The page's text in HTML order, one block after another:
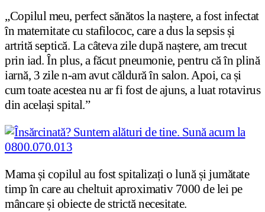
„Copilul meu, perfect sănătos la naștere, a fost infectat
în maternitate cu stafilococ, care a dus la sepsis și
artrită septică. La câteva zile după naștere, am trecut
prin iad. În plus, a făcut pneumonie, pentru că în plină
iarnă, 3 zile n-am avut căldură în salon. Apoi, ca și
cum toate acestea nu ar fi fost de ajuns, a luat rotavirus
din același spital.”
Mama și copilul au fost spitalizați o lună și jumătate
timp în care au cheltuit aproximativ 7000 de lei pe
mâncare și obiecte de strictă necesitate.